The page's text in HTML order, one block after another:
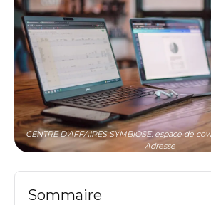
CENTRE D'AFFAIRES SYMBIOSE: espace de
Adresse
Sommaire